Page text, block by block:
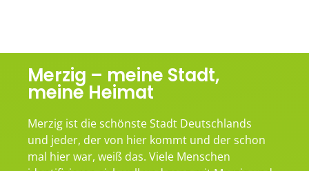
Merzig – meine Stadt,
meine Heimat
Merzig ist die schönste Stadt Deutschlands
und jeder, der von hier kommt und der schon
mal hier war, weiß das. Viele Menschen